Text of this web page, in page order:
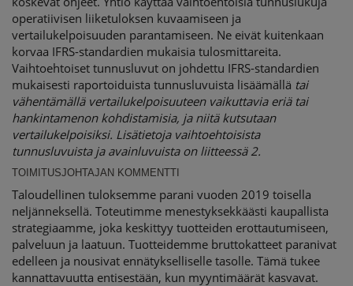
operatiivisen liiketuloksen kuvaamiseen ja
vertailukelpoisuuden parantamiseen. Ne eivät kuitenkaan
korvaa IFRS-standardien mukaisia tulosmittareita.
Vaihtoehtoiset tunnusluvut on johdettu IFRS-standardien
mukaisesti raportoiduista tunnusluvuista lisäämällä tai
vähentämällä vertailukelpoisuuteen vaikuttavia eriä tai
hankintamenon kohdistamisia, ja niitä kutsutaan
vertailukelpoisiksi. Lisätietoja vaihtoehtoisista
tunnusluvuista ja avainluvuista on liitteessä 2.
TOIMITUSJOHTAJAN KOMMENTTI
Taloudellinen tuloksemme parani vuoden 2019 toisella
neljänneksellä. Toteutimme menestyksekkäästi kaupallista
strategiaamme, joka keskittyy tuotteiden erottautumiseen,
palveluun ja laatuun. Tuotteidemme bruttokatteet paranivat
edelleen ja nousivat ennätykselliselle tasolle. Tämä tukee
kannattavuutta entisestään, kun myyntimäärät kasvavat.